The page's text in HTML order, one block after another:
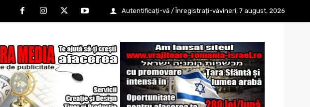
vineri, 7 august, 2026
Autentificați-vă / Înregistrați-vă